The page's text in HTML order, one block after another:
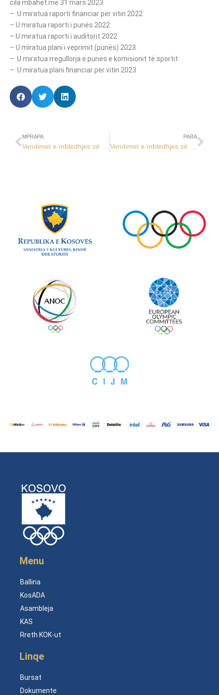
cila mbahet më 31 mars 2023
– U miratua raporti financiar për vitin 2022
– U miratua raporti i punës 2022
– U miratua raporti i auditorit 2022
– U miratua plani i veprimit (punës) 2023
– U miratua rregullorja e punës e komisionit të sportit
– U miratua plani financiar për vitin 2023
MPRAPA
Vendimet e mbledhjes së 22-të të BE të KOK-ut
PARA
Vendimet e mbledhjes së 25-të të BE të KOK-ut
Menu
Ballina
KosADA
Asambleja
KAS
Rreth KOK-ut
Linqe
Bursat
Dokumente